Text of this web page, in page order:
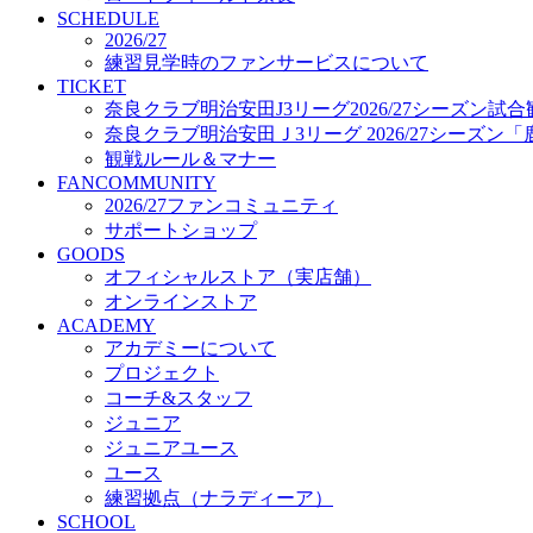
プロジェクト
コーチ&スタッフ
ジュニア
ジュニアユース
ユース
練習拠点（ナラディーア）
SCHOOL
CLUB
2026/27 パートナー企業
パートナー募集
クラブ理念
クラブ情報
サステナビリティ
Web制作支援
応援プロジェクト
SCHEDULE
2026/27
練習見学時のファンサービスについて
TICKET
奈良クラブ明治安田J3リーグ2026/27シーズン試合
奈良クラブ明治安田Ｊ3リーグ 2026/27シーズン「
観戦ルール＆マナー
FANCOMMUNITY
2026/27ファンコミュニティ
サポートショップ
GOODS
オフィシャルストア（実店舗）
オンラインストア
ACADEMY
アカデミーについて
プロジェクト
コーチ&スタッフ
ジュニア
ジュニアユース
ユース
練習拠点（ナラディーア）
SCHOOL